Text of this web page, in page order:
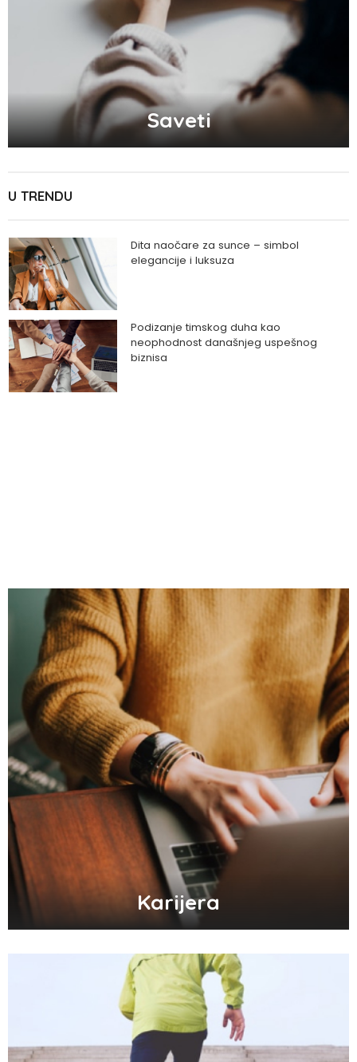
Saveti
U TRENDU
Dita naočare za sunce – simbol
elegancije i luksuza
Podizanje timskog duha kao
neophodnost današnjeg uspešnog
biznisa
Karijera